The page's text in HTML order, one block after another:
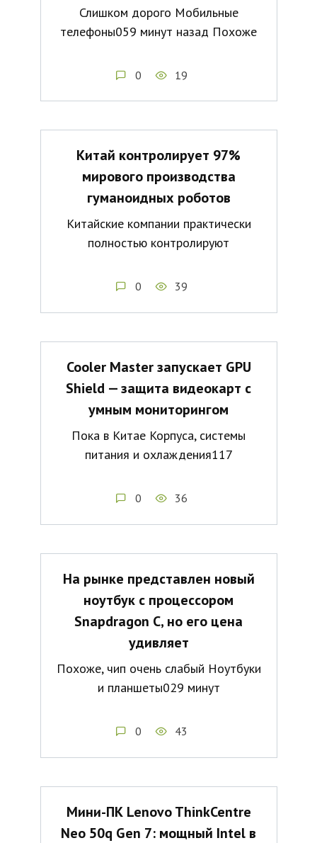
Слишком дорого Мобильные
телефоны059 минут назад Похоже
0 19
Китай контролирует 97%
мирового производства
гуманоидных роботов
Китайские компании практически
полностью контролируют
0 39
Cooler Master запускает GPU
Shield — защита видеокарт с
умным мониторингом
Пока в Китае Корпуса, системы
питания и охлаждения117
0 36
На рынке представлен новый
ноутбук с процессором
Snapdragon C, но его цена
удивляет
Похоже, чип очень слабый Ноутбуки
и планшеты029 минут
0 43
Мини-ПК Lenovo ThinkCentre
Neo 50q Gen 7: мощный Intel в